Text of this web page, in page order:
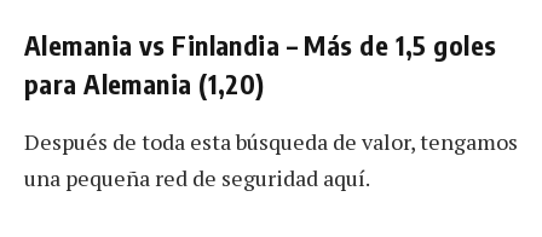
Alemania vs Finlandia – Más de 1,5 goles
para Alemania (1,20)
Después de toda esta búsqueda de valor, tengamos
una pequeña red de seguridad aquí.